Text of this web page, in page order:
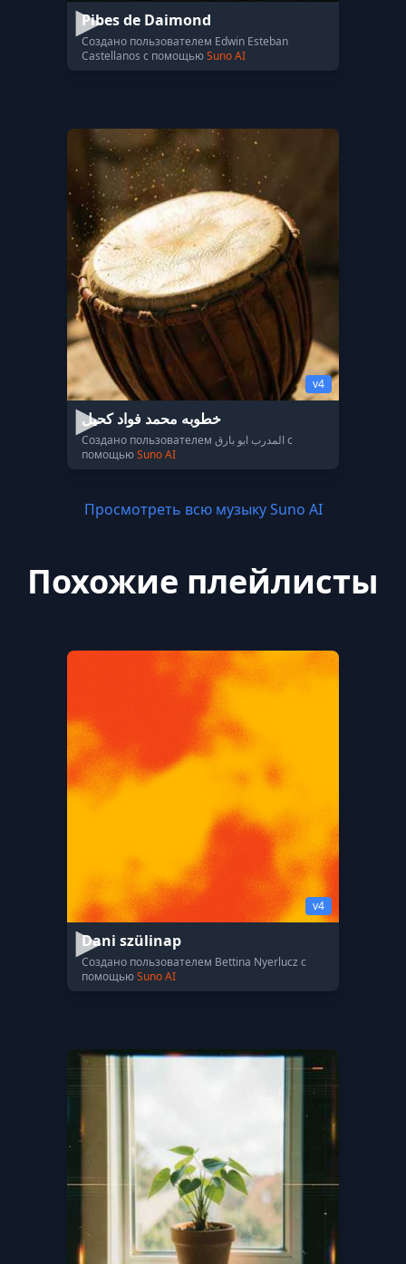
Pibes de Daimond
Создано пользователем Edwin Esteban
Castellanos с помощьюSuno AI
v4
خطوبه محمد فواد كحيل
Создано пользователем المدرب ابو بارق с
помощьюSuno AI
Просмотреть всю музыку Suno AI
Похожие плейлисты
v4
Dani szülinap
Создано пользователем Bettina Nyerlucz с
помощьюSuno AI